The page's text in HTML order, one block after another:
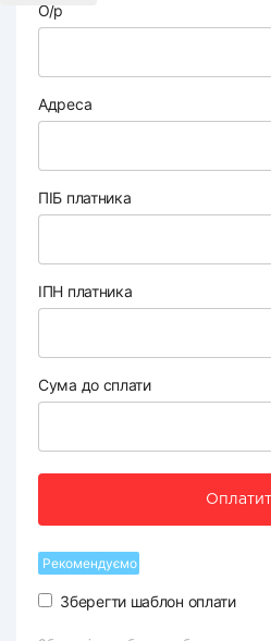
О/р
Адреса
ПІБ платника
ІПН платника
Сума до сплати
Рекомендуємо
Зберегти шаблон оплати